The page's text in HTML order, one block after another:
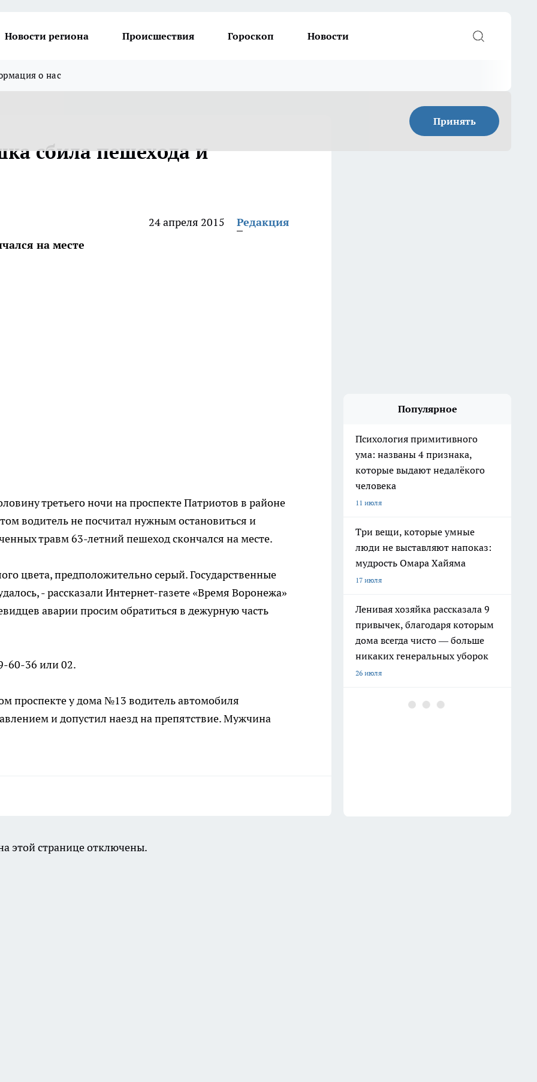
Новости региона Происшествия Гороскоп Новости
о нас
Принять
сбила пешехода и
24 апреля 2015
Редакция
на месте
третьего ночи на проспекте Патриотов в районе
водитель не посчитал нужным остановиться и
травм 63-летний пешеход скончался на месте.
цвета, предположительно серый. Государственные
- рассказали Интернет-газете «Время Воронежа»
аварии просим обратиться в дежурную часть
60-36 или 02.
проспекте у дома №13 водитель автомобиля
и допустил наезд на препятствие. Мужчина
Популярное
Психология примитивного
ума: названы 4 признака,
которые выдают недалёкого
человека
11 июля
Три вещи, которые умные
люди не выставляют напоказ:
мудрость Омара Хайяма
17 июля
Ленивая хозяйка рассказала 9
привычек, благодаря которым
дома всегда чисто — больше
никаких генеральных уборок
26 июля
Почему сил нет даже после
этой странице отключены.